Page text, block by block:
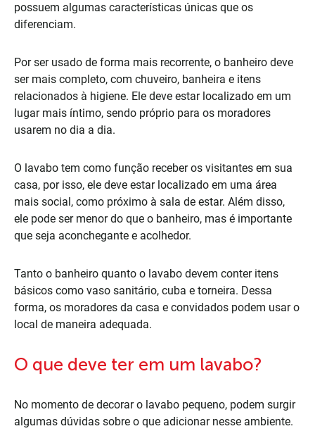
possuem algumas características únicas que os
diferenciam.
Por ser usado de forma mais recorrente, o banheiro deve
ser mais completo, com chuveiro, banheira e itens
relacionados à higiene. Ele deve estar localizado em um
lugar mais íntimo, sendo próprio para os moradores
usarem no dia a dia.
O lavabo tem como função receber os visitantes em sua
casa, por isso, ele deve estar localizado em uma área
mais social, como próximo à sala de estar. Além disso,
ele pode ser menor do que o banheiro, mas é importante
que seja aconchegante e acolhedor.
Tanto o banheiro quanto o lavabo devem conter itens
básicos como vaso sanitário, cuba e torneira. Dessa
forma, os moradores da casa e convidados podem usar o
local de maneira adequada.
O que deve ter em um lavabo?
No momento de decorar o lavabo pequeno, podem surgir
algumas dúvidas sobre o que adicionar nesse ambiente.